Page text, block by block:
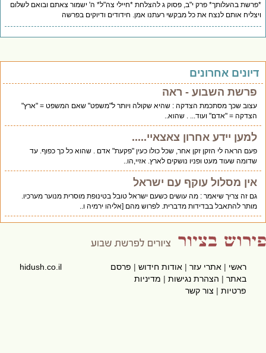
בהעלותך* פרק י"ב, פסוק ג להצלחת *חיילי צה"ל* ה' ישמור צאתם ובואם לשלום
אותם לנצח את כל מבקשי רעתנו אמן. חידודים ודיוקים בפרשה
אחרונים
פרשת השבוע - ראה
עצוב שכך מסתכמת הצדקה : שהיא שקולה ויותר ל"משפט" שאם המשפט = "ארץ"
הצדקה = "אדם" ועוד... . שהוא..
למען יידע אחרון צאצאיי.....
פעם הראה לי הזקן זקן אחר, שכל כולו כעין "פקעת" אדם . שהוא כל כך כפוף. עד
שדומה שעוד מעט ופניו נושקים לארץ. אזיי,הו..
אין מסלול עוקף עם ישראל
גם זה צריך שיאמר : מה עושים כשעם ישראל טובל בטינופת מוסרית מנוער מערכיו.
מותר להתאבל בבדידות מדברית. לפרוש מהם [אליהו ירמיה ו..
ראשי|אתרי עזר|אודות חידוש|פרסם
באתר|הצהרת נגישות|מדיניות
פרטיות|צור קשר
hidush.co.il